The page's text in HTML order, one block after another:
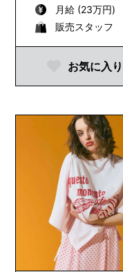
月給 (23万円)
販売スタッフ
お気に入り